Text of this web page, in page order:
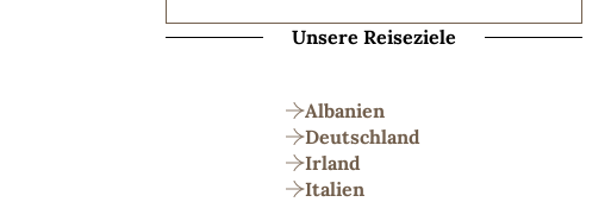
Unsere Reiseziele
Albanien
Deutschland
Irland
Italien